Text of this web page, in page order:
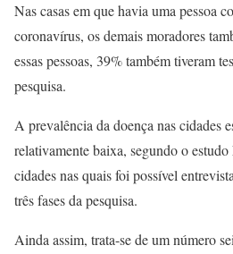
Nas casas em que havia uma pessoa
coronavírus, os demais moradores
essas pessoas, 39% também tiveram
pesquisa.
A prevalência da doença nas cidades
relativamente baixa, segundo o
cidades nas quais foi possível
três fases da pesquisa.
Ainda assim, trata-se de um número